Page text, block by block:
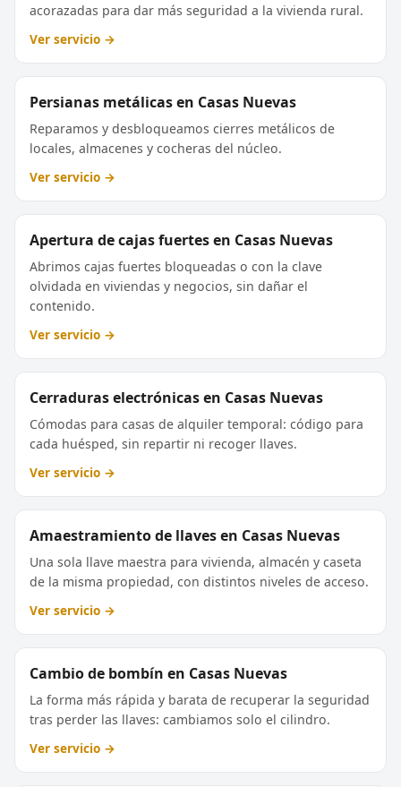
acorazadas para dar más seguridad a la vivienda rural.
Ver servicio →
Persianas metálicas en Casas Nuevas
Reparamos y desbloqueamos cierres metálicos de
locales, almacenes y cocheras del núcleo.
Ver servicio →
Apertura de cajas fuertes en Casas Nuevas
Abrimos cajas fuertes bloqueadas o con la clave
olvidada en viviendas y negocios, sin dañar el
contenido.
Ver servicio →
Cerraduras electrónicas en Casas Nuevas
Cómodas para casas de alquiler temporal: código para
cada huésped, sin repartir ni recoger llaves.
Ver servicio →
Amaestramiento de llaves en Casas Nuevas
Una sola llave maestra para vivienda, almacén y caseta
de la misma propiedad, con distintos niveles de acceso.
Ver servicio →
Cambio de bombín en Casas Nuevas
La forma más rápida y barata de recuperar la seguridad
tras perder las llaves: cambiamos solo el cilindro.
Ver servicio →